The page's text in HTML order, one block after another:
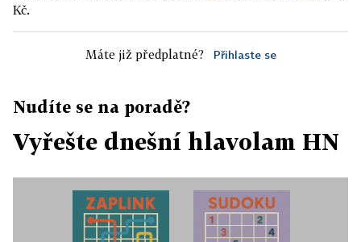
Kč.
Máte již předplatné? Přihlaste se
Nudíte se na poradě?
Vyřešte dnešní hlavolam HN